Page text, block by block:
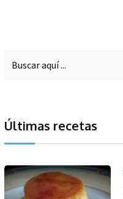
Últimas recetas